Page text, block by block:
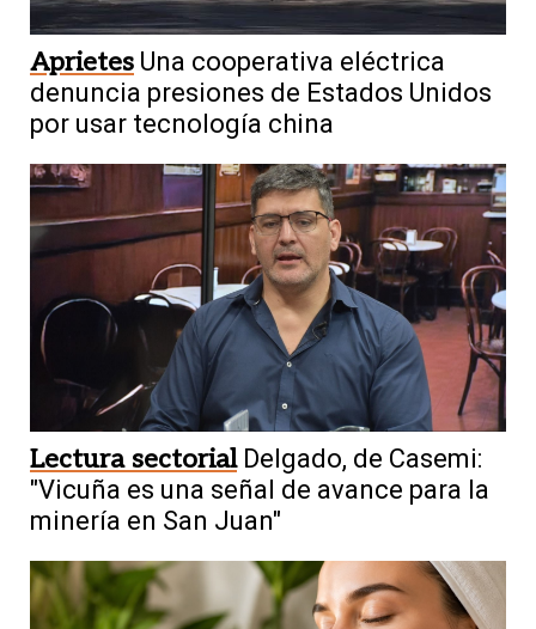
Aprietes Una cooperativa eléctrica
denuncia presiones de Estados Unidos
por usar tecnología china
Lectura sectorial Delgado, de Casemi:
"Vicuña es una señal de avance para la
minería en San Juan"